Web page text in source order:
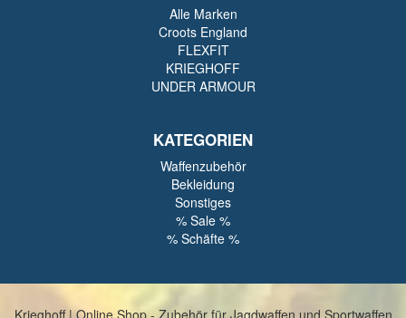
Alle Marken
Croots England
FLEXFIT
KRIEGHOFF
UNDER ARMOUR
KATEGORIEN
Waffenzubehör
Bekleidung
Sonstiges
% Sale %
% Schäfte %